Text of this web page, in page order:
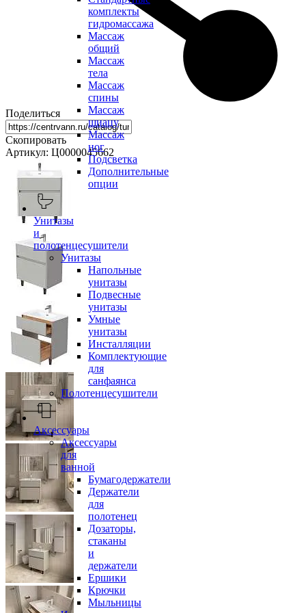
комплекты
гидромассажа
Массаж
общий
Массаж
тела
Массаж
спины
Массаж
шиацу
Массаж
ног
Подсветка
Дополнительные
опции
Унитазы
и
полотенцесушители
Унитазы
Напольные
унитазы
Подвесные
унитазы
Умные
унитазы
Инсталляции
Комплектующие
для
санфаянса
Полотенцесушители
Аксессуары
Аксессуары
для
ванной
Бумагодержатели
Держатели
для
полотенец
Дозаторы,
стаканы
и
держатели
Ершики
Крючки
Мыльницы
Поделиться
Скопировать
Артикул: Ц0000045662